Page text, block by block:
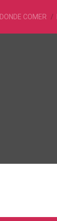
DONDE COMER